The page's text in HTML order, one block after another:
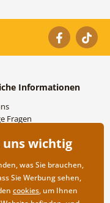
Informationen
Fragen
undwichtig
was Sie brauchen,
Sie Werbung sehen,
cookies, um Ihnen